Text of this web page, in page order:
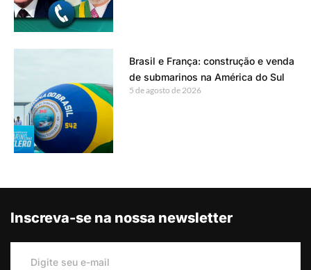
Brasil e França: construção e venda
de submarinos na América do Sul
5 de agosto de 2026
Inscreva-se na nossa newsletter